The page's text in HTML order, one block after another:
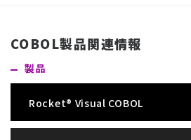
COBOL製品関連情報
製品
Rocket® Visual COBOL